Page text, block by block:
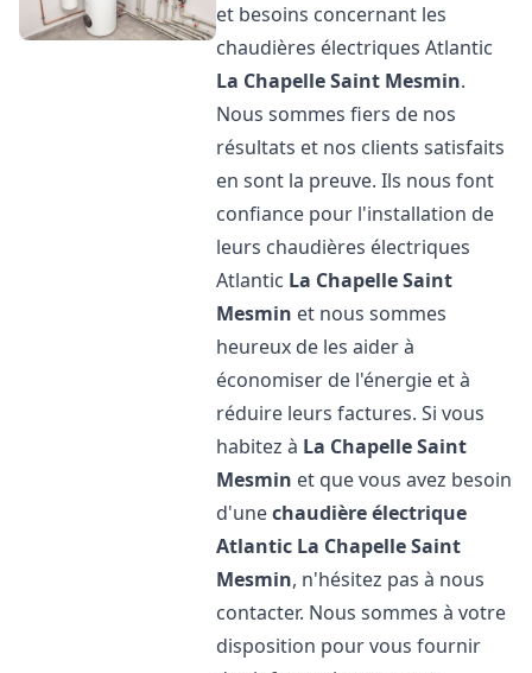
et besoins concernant les
chaudières électriques Atlantic
La Chapelle Saint Mesmin.
Nous sommes fiers de nos
résultats et nos clients satisfaits
en sont la preuve. Ils nous font
confiance pour l'installation de
leurs chaudières électriques
Atlantic La Chapelle Saint
Mesmin et nous sommes
heureux de les aider à
économiser de l'énergie et à
réduire leurs factures. Si vous
habitez à La Chapelle Saint
Mesmin et que vous avez besoin
d'unechaudière électrique
Atlantic La Chapelle Saint
Mesmin, n'hésitez pas à nous
contacter. Nous sommes à votre
disposition pour vous fournir